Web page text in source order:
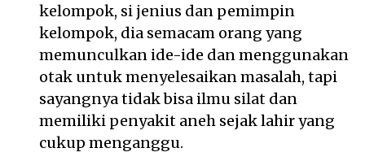
kelompok, si jenius dan pemimpin
kelompok, dia semacam orang yang
memunculkan ide-ide dan menggunakan
otak untuk menyelesaikan masalah, tapi
sayangnya tidak bisa ilmu silat dan
memiliki penyakit aneh sejak lahir yang
cukup menganggu.